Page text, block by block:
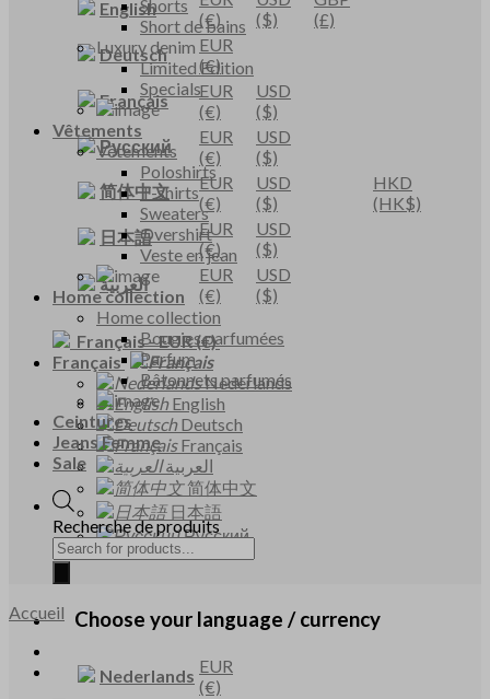
English
(€)
($)
(£)
Deutsch
EUR
(€)
Français
EUR
(€)
USD
($)
Русский
EUR
(€)
USD
($)
简体中文
EUR
(€)
USD
($)
HKD
(HK$)
日本語
EUR
(€)
USD
($)
العربية
EUR
(€)
USD
($)
Français-EUR(€)
Français
Nederlands
English
Deutsch
Français
العربية
简体中文
日本語
Русский
Choose your language / currency
Nederlands EUR
(€)
Shorts
Short de bains
Luxury denim
Limited Edition
Specials
Vêtements
Vêtements
Poloshirts
T-shirts
Sweaters
Overshirt
Veste en jean
Home collection
Home collection
Bougies parfumées
Parfum
Bâtonnets parfumés
Ceintures
Jeans Femme
Sale
Recherche de produits
Accueil